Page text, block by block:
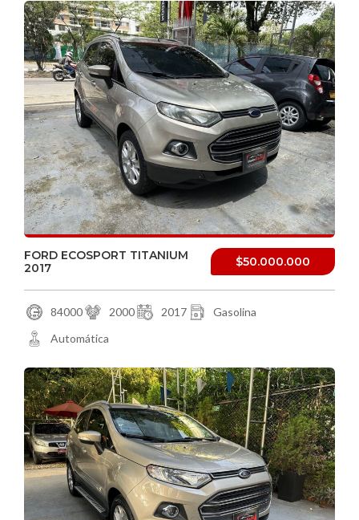
FORD ECOSPORT TITANIUM
2017
$50.000.000
84000 2000 2017
Gasolina
Automática